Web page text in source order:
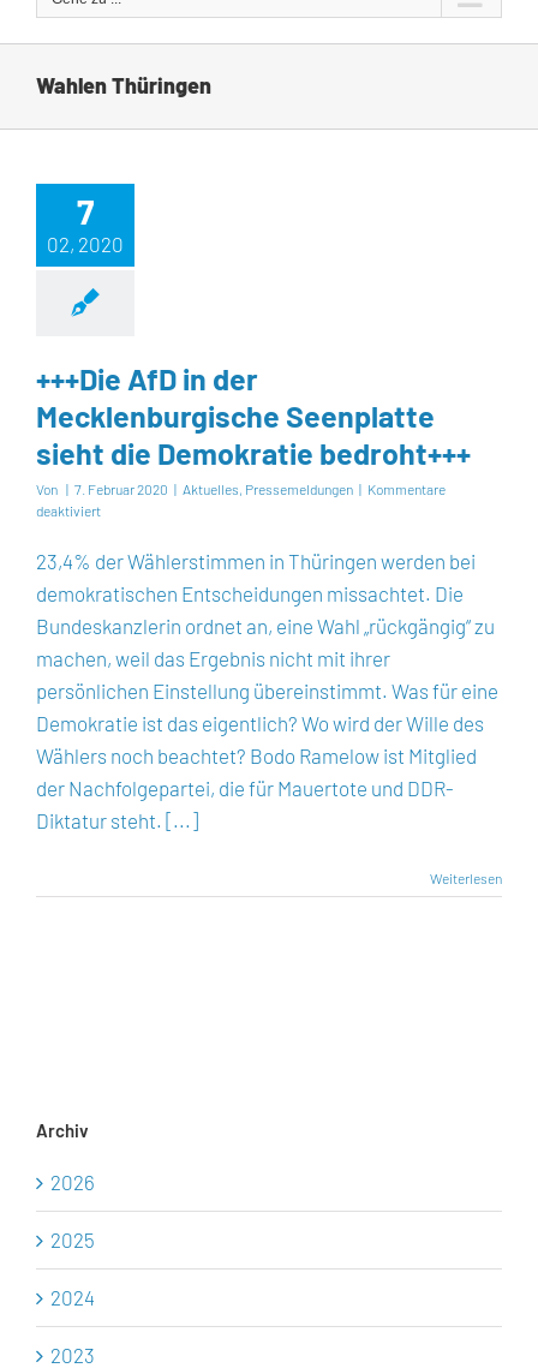
Wahlen Thüringen
7
02, 2020
+++Die AfD in der
Mecklenburgische Seenplatte
sieht die Demokratie bedroht+++
Von | 7. Februar 2020 | Aktuelles, Pressemeldungen | Kommentare
deaktiviertfür
AfD
in
der
Mecklenburgische
Seenplatte
sieht
die
Demokratie
bedroht+++
23,4% der Wählerstimmen in Thüringen werden bei
demokratischen Entscheidungen missachtet. Die
Bundeskanzlerin ordnet an, eine Wahl „rückgängig“ zu
machen, weil das Ergebnis nicht mit ihrer
persönlichen Einstellung übereinstimmt. Was für eine
Demokratie ist das eigentlich? Wo wird der Wille des
Wählers noch beachtet? Bodo Ramelow ist Mitglied
der Nachfolgepartei, die für Mauertote und DDR-
Diktatur steht. [...]
Weiterlesen
Archiv
2026
2025
2024
2023